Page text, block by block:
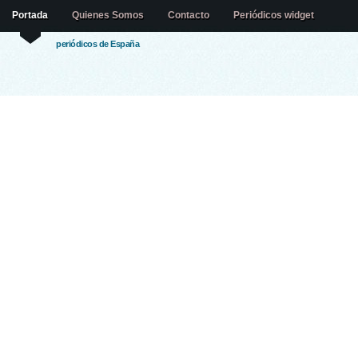
periódicos de España
Portada Quienes Somos Contacto Periódicos widget